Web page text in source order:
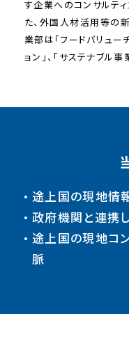
す企業へのコンサルテ
た、外国人材活用等の
業部は「フードバリュー
ョン」、「サステナブル
途上国の現地情
政府機関と連携
途上国の現地コ
脈